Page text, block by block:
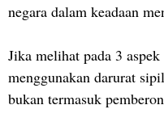
negara dalam keadaan
Jika melihat pada 3
menggunakan darurat
bukan termasuk